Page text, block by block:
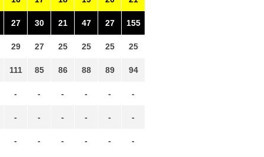
27
29
111
-
-
-
30
27
85
-
-
-
21
25
86
-
-
-
47
25
88
-
-
-
27
25
89
-
-
-
155
25
94
-
-
-